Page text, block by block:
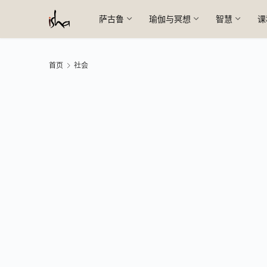
萨古鲁 瑜伽与冥想 智慧
首页 社会